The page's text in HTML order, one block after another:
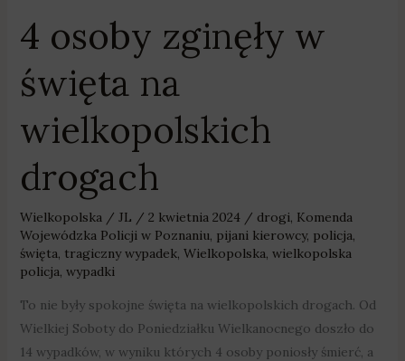
4 osoby zginęły w
święta na
wielkopolskich
drogach
Wielkopolska/ JL / 2 kwietnia 2024 / drogi, Komenda
Wojewódzka Policji w Poznaniu, pijani kierowcy, policja,
święta, tragiczny wypadek, Wielkopolska, wielkopolska
policja, wypadki
To nie były spokojne święta na wielkopolskich drogach. Od
Wielkiej Soboty do Poniedziałku Wielkanocnego doszło do
14 wypadków, w wyniku których 4 osoby poniosły śmierć, a